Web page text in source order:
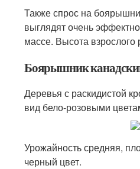
Также спрос на
выглядят очень
массе. Высота взрослого
Боярышник
Деревья с раскидистой
вид бело-розовыми
Урожайность средняя,
черный цвет.